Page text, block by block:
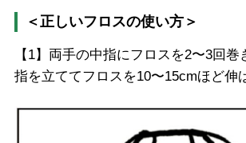
＜正しいフロスの使い方＞
【1】両手の中指にフロスを2〜3回巻
指を立ててフロスを10〜15cmほど伸